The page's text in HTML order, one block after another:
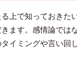
上で知っておきた
ます。感情論では
イミングや言い回